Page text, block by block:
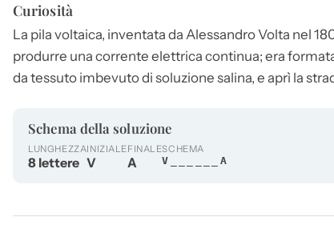
Curiosità
La pila voltaica, inventata da Alessandro Volta nel
produrre una corrente elettrica continua; era
da tessuto imbevuto di soluzione salina, e aprì la
Schema della soluzione
LUNGHEZZA
8 lettere
INIZIALE
V
FINALE
A
SCHEMA
V______A